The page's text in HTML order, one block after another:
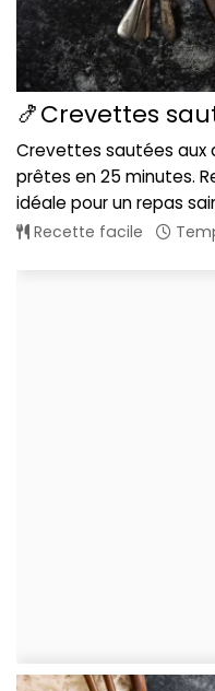
🍤Crevettes
Crevettes sautées aux
prêtes en 25 minutes.
idéale pour un repas
Recette facile